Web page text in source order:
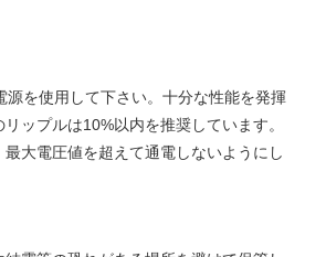
源を使用して下さい。十分な性能を発揮
ップルは10%以内を推奨しています。
最大電圧値を超えて通電しないようにし